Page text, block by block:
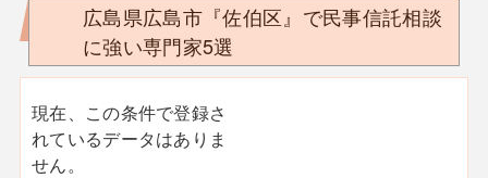
広島県広島市『佐伯区』で民事信託相談
に強い専門家5選
現在、この条件で登録さ
れているデータはありま
せん。